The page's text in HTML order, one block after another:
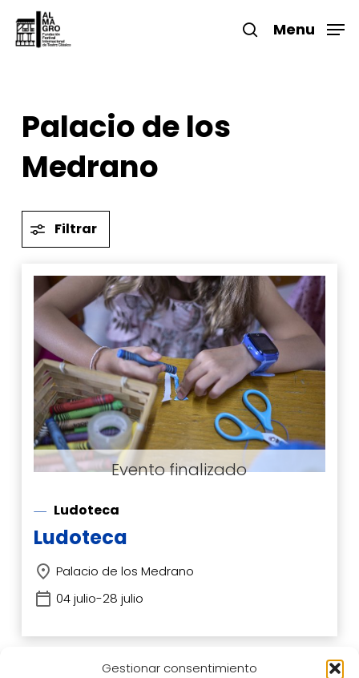
Gestionar consentimiento
main
search
Menu
Palacio de los
Medrano
Filtrar
Ludoteca
Ludoteca
Palacio de los Medrano
04 julio-28 julio